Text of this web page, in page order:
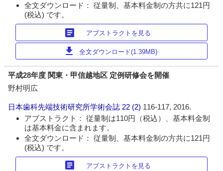
全文ダウンロード： 従量制、基本料金制の方共に121円
(税込) です。
article アブストラクトを見る
download 全文ダウンロード(1.39MB)
平成28年度 関東・甲信越地区 定例研修会を開催
野村明広
日本歯科先端技術研究所学術会誌 22 (2) 116-117, 2016.
アブストラクト： 従量制は110円（税込）、基本料金制
は基本料金に含まれます。
全文ダウンロード： 従量制、基本料金制の方共に121円
(税込) です。
article アブストラクトを見る